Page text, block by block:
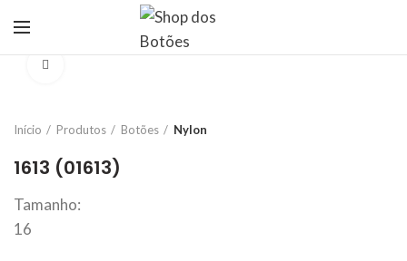
Início Produtos Botões Nylon
1613 (01613)
Tamanho:
16